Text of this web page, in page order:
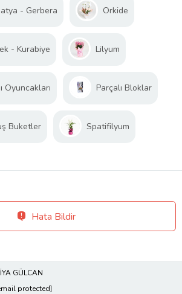
- Gerbera Orkide
- Kurabiye Lilyum
Oyuncakları Parçalı Bloklar
Buketler Spatifilyum
Hata Bildir
GÜLCAN
protected]